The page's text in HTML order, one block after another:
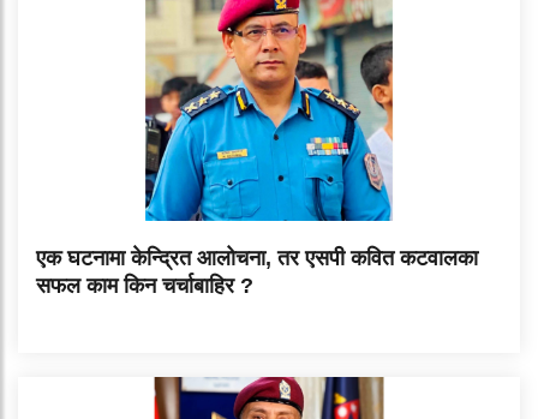
एक घटनामा केन्द्रित आलोचना, तर एसपी कवित कटवालका
सफल काम किन चर्चाबाहिर ?